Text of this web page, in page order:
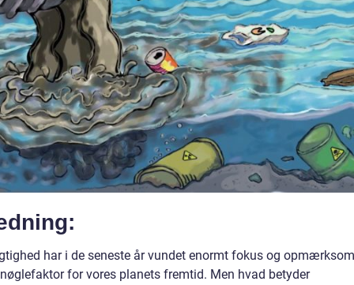
har i de seneste år vundet enormt fokus og
for vores planets fremtid. Men hvad betyder